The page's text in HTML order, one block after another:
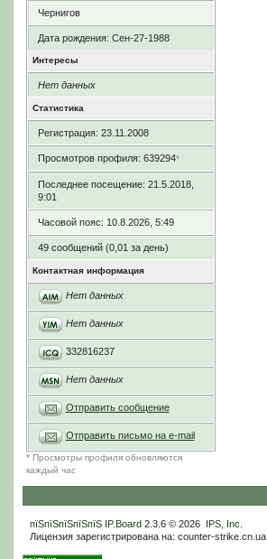
Чернигов
Дата рождения: Сен-27-1988
Интересы
Нет данных
Статистика
Регистрация: 23.11.2008
Просмотров профиля: 639294*
Последнее посещение: 21.5.2018,
9:01
Часовой пояс: 10.8.2026, 5:49
49 сообщений (0,01 за день)
Контактная информация
Нет данных
Нет данных
332816237
Нет данных
Отправить сообщение
Отправить письмо на e-mail
* Просмотры профиля обновляются
каждый час
пїЅпїЅпїЅпїЅпїЅ IP.Board2.3.6 © 2026 IPS, Inc
Лицензия зарегистрирована на: counter-strike.cn.ua